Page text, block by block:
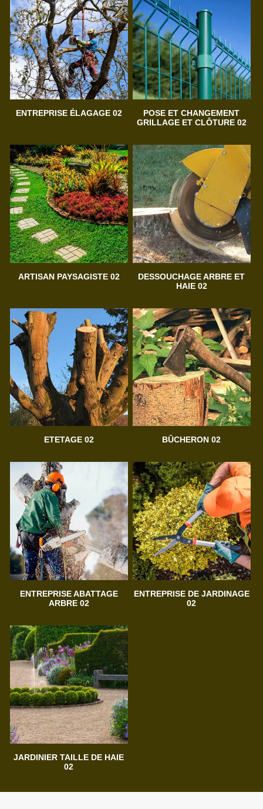
ENTREPRISE ÉLAGAGE 02
POSE ET CHANGEMENT
GRILLAGE ET CLÔTURE 02
ARTISAN PAYSAGISTE 02
DESSOUCHAGE ARBRE ET
HAIE 02
ETETAGE 02 BÛCHERON 02
ENTREPRISE ABATTAGE
ARBRE 02
ENTREPRISE DE JARDINAGE
02
JARDINIER TAILLE DE HAIE
02